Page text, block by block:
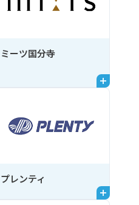
ミーツ国分寺
プレンティ